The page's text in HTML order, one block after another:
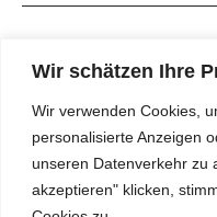
Wir schätzen Ihre
Wir verwenden Cookies,
personalisierte Anzeigen
unseren Datenverkehr zu
akzeptieren" klicken,
Magazin
Presse
Datenschutzrichtlinie
Impressum
Instagram
Facebook
SPRACHE
Deutsch